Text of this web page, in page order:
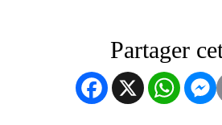
Facebook
X